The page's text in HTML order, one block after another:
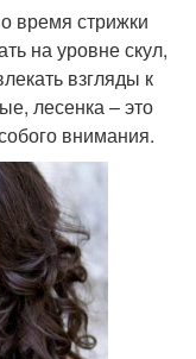
время стрижки
на уровне скул,
взгляды к
лесенка – это
внимания.